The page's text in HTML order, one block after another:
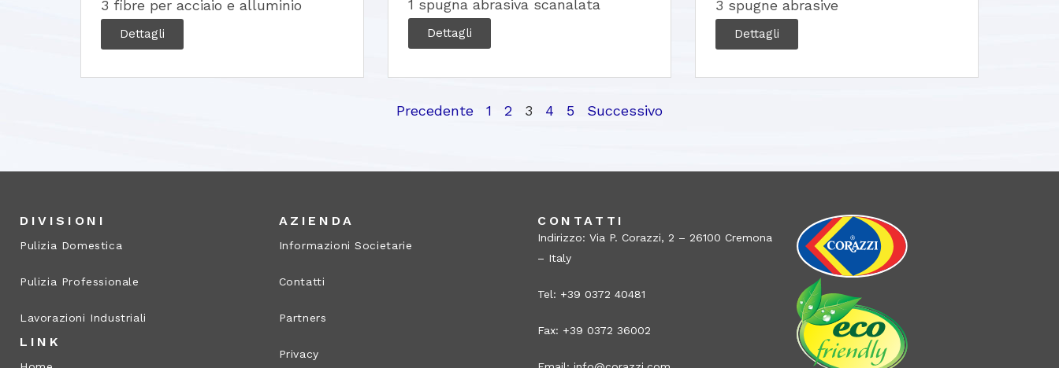
3 fibre per acciaio e alluminio
Dettagli
1 spugna abrasiva scanalata
Dettagli
3 spugne abrasive
Dettagli
Precedente 1 2 3 4 5 Successivo
DIVISIONI
Pulizia Domestica
Pulizia Professionale
Lavorazioni Industriali
LINK
AZIENDA
Informazioni Societarie
Contatti
Partners
Privacy
CONTATTI
Indirizzo: Via P. Corazzi, 2 – 26100 Cremona
– Italy
Tel: +39 0372 40481
Fax: +39 0372 36002